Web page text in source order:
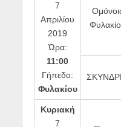
7
Απριλίου
2019
Ώρα:
11:00
Γήπεδο:
Φυλακίου
Κυριακή
7